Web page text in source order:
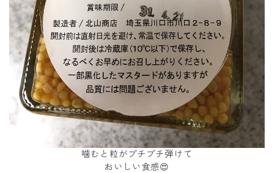
噛むと粒がプチプチ弾けて
おいしい食感😍